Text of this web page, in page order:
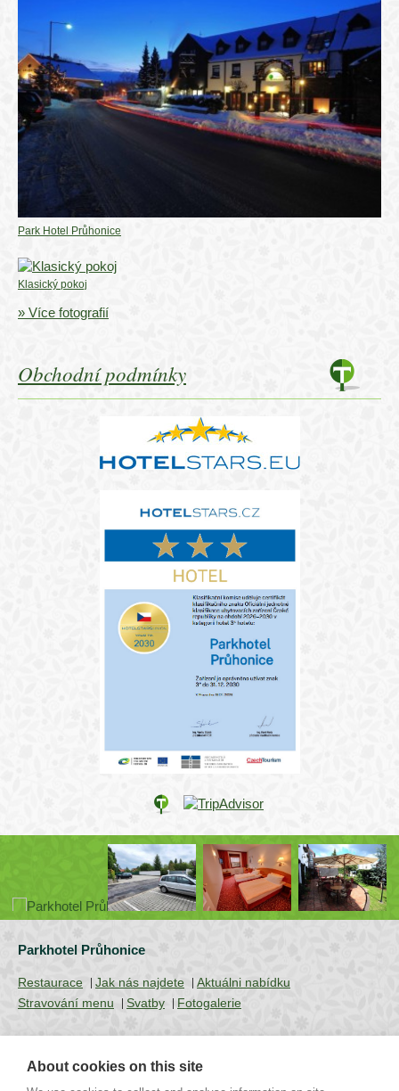
Park Hotel Průhonice
Klasický pokoj
» Více fotografií
Obchodní podmínky
Parkhotel Průhonice
Restaurace Jak nás najdete
Aktuálni nabídku
Stravování menu
Svatby Fotogalerie
About cookies on this site